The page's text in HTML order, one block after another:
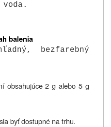
balenia
bezfarebný
obsahujúce 2 g alebo 5 g
byť dostupné na trhu.